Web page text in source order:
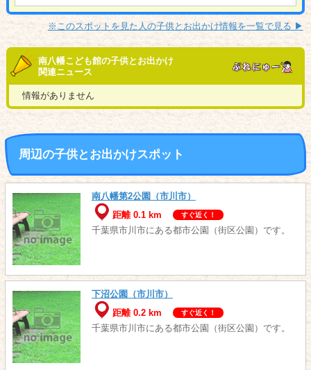
※このスポットを見た人の子供とお出かけ情報を一覧で見る ▶︎
南八幡こども館の子供とお出かけ
関連ニュース
情報がありません
周辺の子供とお出かけスポット
南八幡第2公園（市川市）
距離 0.1 km
すぐ近く！
千葉県市川市にある都市公園（街区公園）です。
下沼公園（市川市）
距離 0.2 km
すぐ近く！
千葉県市川市にある都市公園（街区公園）です。